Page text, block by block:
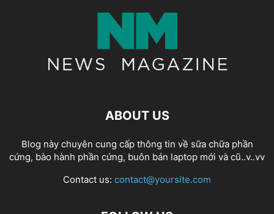
ABOUT US
Blog này chuyên cung cấp thông tin về sữa chữa phần
cứng, bào hành phần cứng, buôn bán laptop mới và cũ..v..vv
Contact us: contact@yoursite.com